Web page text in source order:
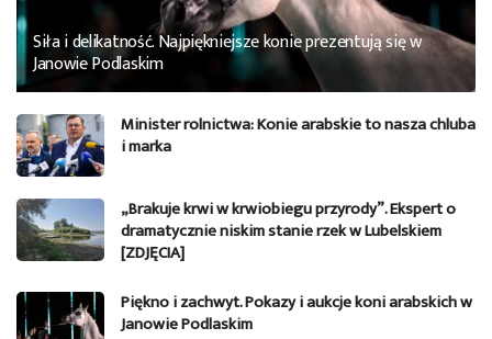
Siła i delikatność. Najpiękniejsze konie prezentują się w
Janowie Podlaskim
Minister rolnictwa: Konie arabskie to nasza chluba
i marka
„Brakuje krwi w krwiobiegu przyrody”. Ekspert o
dramatycznie niskim stanie rzek w Lubelskiem
[ZDJĘCIA]
Piękno i zachwyt. Pokazy i aukcje koni arabskich w
Janowie Podlaskim